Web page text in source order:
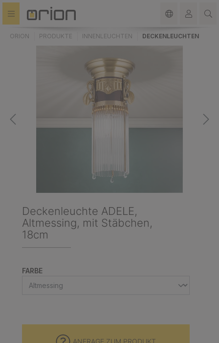
springen
ORION PRODUKTE INNENLEUCHTEN DECKENLEUCHTEN
Deckenleuchte ADELE,
Altmessing, mit Stäbchen,
18cm
FARBEAUSWÄHLEN
ANFRAGE ZUM PRODUKT